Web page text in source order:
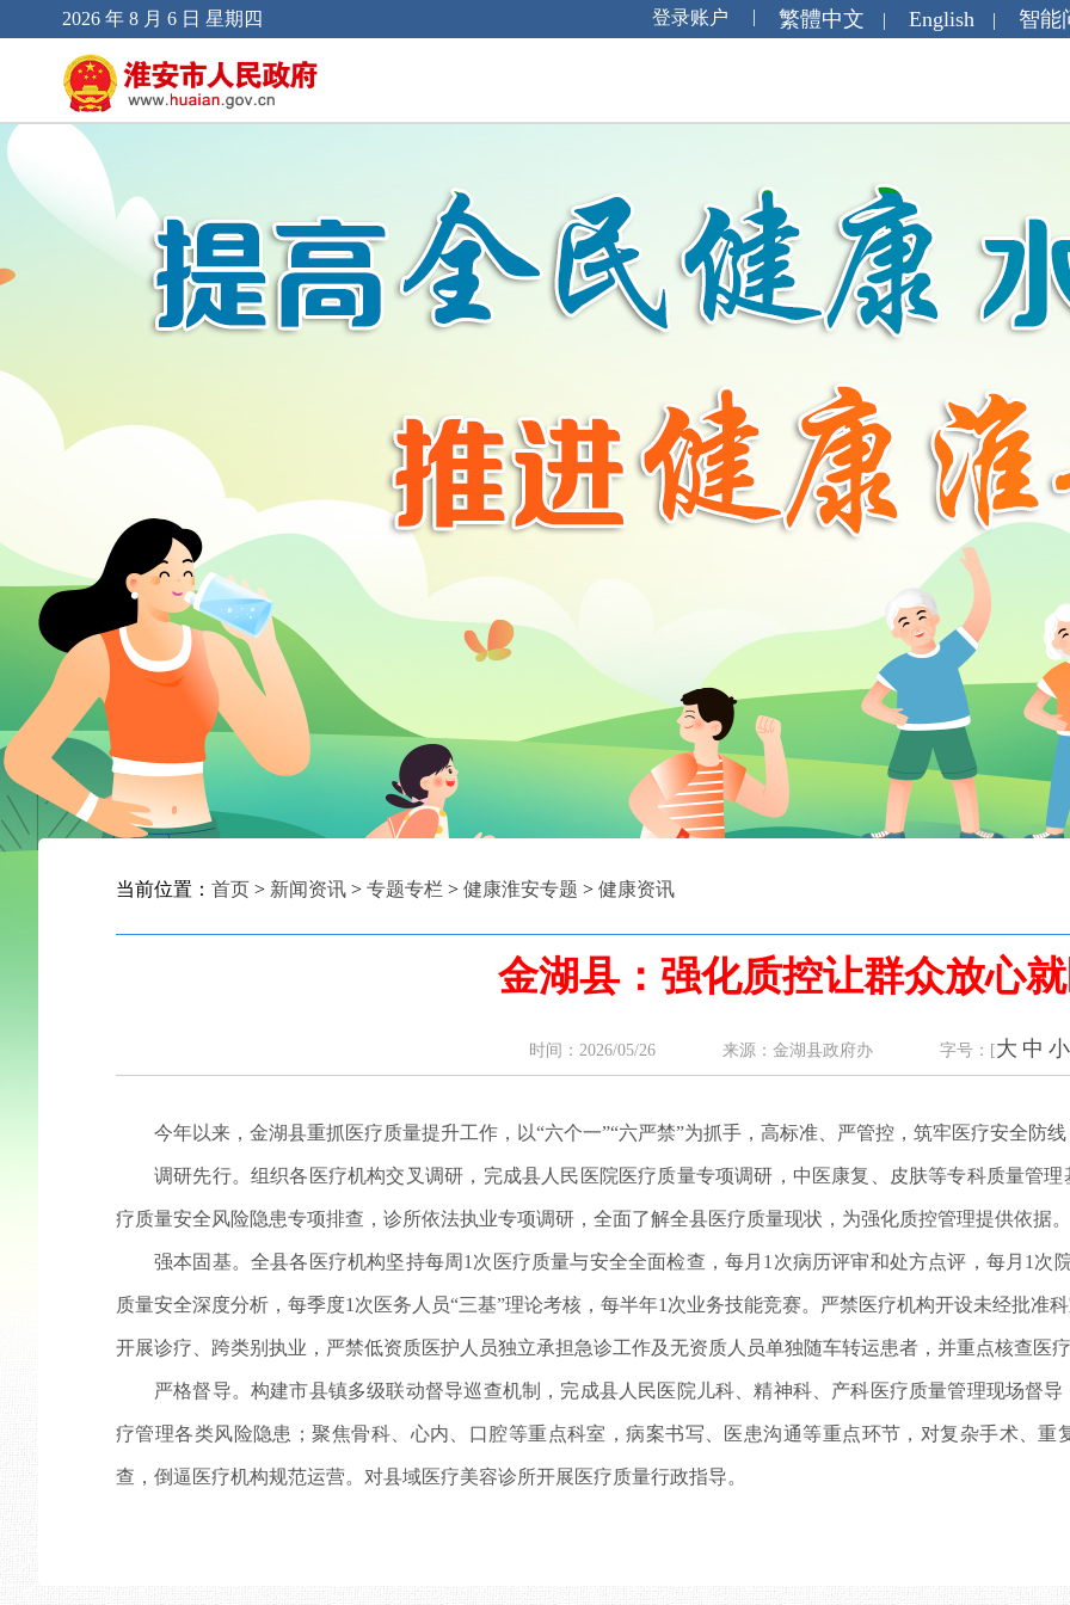
2026 年 8 月 6 日 星期四 繁體中文 | English | 智能
当前位置： 首页 > 新闻资讯 > 专题专栏 > 健康淮安专题 > 健康资讯
金湖县：强化质控让群众放心
时间：2026/05/26 来源：金湖县政府办 字号：[大 中 小
今年以来，金湖县重抓医疗质量提升工作，以“六个一”“六严禁”为抓手，高标准、严管控，筑牢医疗安全防
调研先行。组织各医疗机构交叉调研，完成县人民医院医疗质量专项调研，中医康复、皮肤等专科质量管
疗质量安全风险隐患专项排查，诊所依法执业专项调研，全面了解全县医疗质量现状，为强化质控管理提供依据。
强本固基。全县各医疗机构坚持每周1次医疗质量与安全全面检查，每月1次病历评审和处方点评，每月1次
质量安全深度分析，每季度1次医务人员“三基”理论考核，每半年1次业务技能竞赛。严禁医疗机构开设未经批准
开展诊疗、跨类别执业，严禁低资质医护人员独立承担急诊工作及无资质人员单独随车转运患者，并重点核查医
严格督导。构建市县镇多级联动督导巡查机制，完成县人民医院儿科、精神科、产科医疗质量管理现场督
疗管理各类风险隐患；聚焦骨科、心内、口腔等重点科室，病案书写、医患沟通等重点环节，对复杂手术、
查，倒逼医疗机构规范运营。对县域医疗美容诊所开展医疗质量行政指导。